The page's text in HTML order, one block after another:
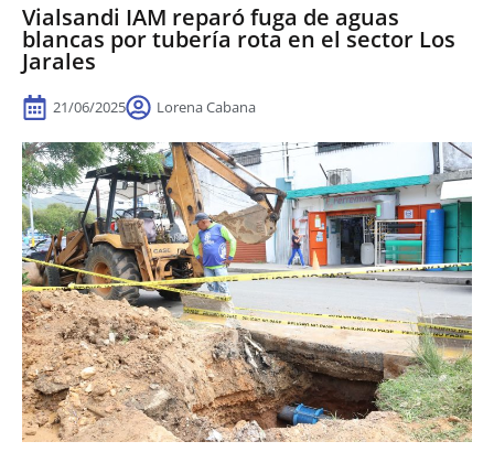
Vialsandi IAM reparó fuga de aguas
blancas por tubería rota en el sector Los
Jarales
21/06/2025 Lorena Cabana